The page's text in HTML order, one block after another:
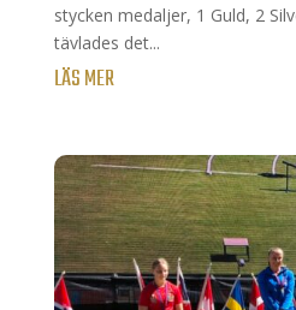
stycken medaljer, 1 Guld, 2
tävlades det...
LÄS MER